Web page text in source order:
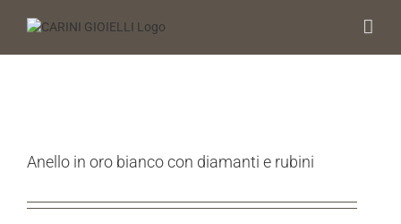
Anello in oro bianco con diamanti e rubini